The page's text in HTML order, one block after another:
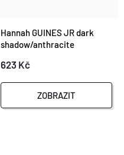
Hannah GUINES JR dark
shadow/anthracite
623 Kč
ZOBRAZIT